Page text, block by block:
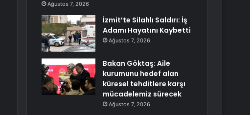
Ağustos 7, 2026
İzmit’te Silahlı Saldırı: İş
Adamı Hayatını Kaybetti
Ağustos 7, 2026
Bakan Göktaş: Aile
kurumunu hedef alan
küresel tehditlere karşı
mücadelemiz sürecek
Ağustos 7, 2026